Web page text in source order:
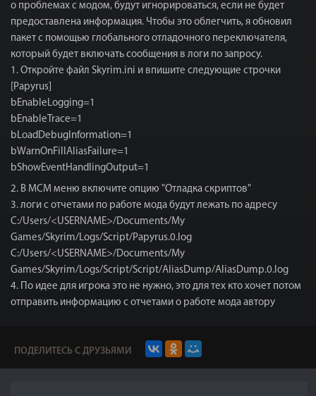
о проблемах с модом, будут игнорироваться, если не будет
предоставлена информация. Чтобы это облегчить, я обновил
пакет с помощью глобального отладочного переключателя,
который будет включать сообщения в логи по запросу.
1. Откройте файл Skyrim.ini и впишите следующие строчки
[Papyrus]
bEnableLogging=1
bEnableTrace=1
bLoadDebugInformation=1
bWarnOnFillAliasFailure=1
bShowEventHandlingOutput=1
2. В МСМ меню включите опцию "Отладка скриптов"
3. логи с отчетами по работе мода будут лежать по адресу
C:/Users/<USERNAME>/Documents/My
Games/Skyrim/Logs/Script/Papyrus.0.log
C:/Users/<USERNAME>/Documents/My
Games/Skyrim/Logs/Script/Script/AliasDump/AliasDump.0.log
4. По идее для игрока это не нужно, это для тех кто хочет потом
отправить информацию с отчетами о работе мода автору
ПОДЕЛИТЕСЬ С ДРУЗЬЯМИ